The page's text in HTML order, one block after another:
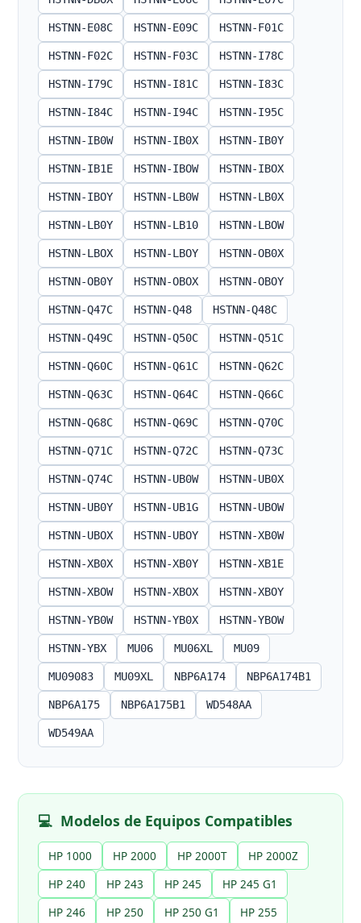
HSTNN-E08C HSTNN-E09C HSTNN-F01C
HSTNN-F02C HSTNN-F03C HSTNN-I78C
HSTNN-I79C HSTNN-I81C HSTNN-I83C
HSTNN-I84C HSTNN-I94C HSTNN-I95C
HSTNN-IB0W HSTNN-IB0X HSTNN-IB0Y
HSTNN-IB1E HSTNN-IBOW HSTNN-IBOX
HSTNN-IBOY HSTNN-LB0W HSTNN-LB0X
HSTNN-LB0Y HSTNN-LB10 HSTNN-LBOW
HSTNN-LBOX HSTNN-LBOY HSTNN-OB0X
HSTNN-OB0Y HSTNN-OBOX HSTNN-OBOY
HSTNN-Q47C HSTNN-Q48 HSTNN-Q48C
HSTNN-Q49C HSTNN-Q50C HSTNN-Q51C
HSTNN-Q60C HSTNN-Q61C HSTNN-Q62C
HSTNN-Q63C HSTNN-Q64C HSTNN-Q66C
HSTNN-Q68C HSTNN-Q69C HSTNN-Q70C
HSTNN-Q71C HSTNN-Q72C HSTNN-Q73C
HSTNN-Q74C HSTNN-UB0W HSTNN-UB0X
HSTNN-UB0Y HSTNN-UB1G HSTNN-UBOW
HSTNN-UBOX HSTNN-UBOY HSTNN-XB0W
HSTNN-XB0X HSTNN-XB0Y HSTNN-XB1E
HSTNN-XBOW HSTNN-XBOX HSTNN-XBOY
HSTNN-YB0W HSTNN-YB0X HSTNN-YBOW
HSTNN-YBX MU06 MU06XL MU09
MU09083 MU09XL NBP6A174 NBP6A174B1
NBP6A175 NBP6A175B1 WD548AA
WD549AA
💻 Modelos de Equipos Compatibles
HP 1000 HP 2000 HP 2000T
HP 2000Z
HP 240
HP 243 HP 245
HP 245 G1
HP 246
HP 250 HP 250 G1
HP 255